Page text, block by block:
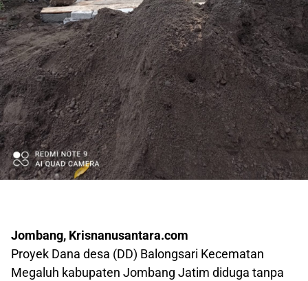
Jombang, Krisnanusantara.com
Proyek Dana desa (DD) Balongsari Kecematan
Megaluh kabupaten Jombang Jatim diduga tanpa